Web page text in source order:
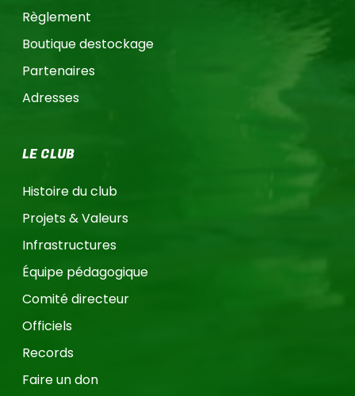
Règlement
Boutique destockage
Partenaires
Adresses
LE CLUB
Histoire du club
Projets & Valeurs
Infrastructures
Équipe pédagogique
Comité directeur
Officiels
Records
Faire un don